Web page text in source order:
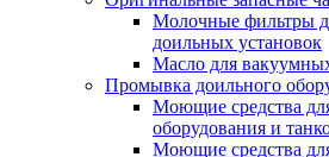
Молочные фильтры
доильных установок
Масло для
Промывка доильного
Моющие средства
оборудования и
Моющие средства